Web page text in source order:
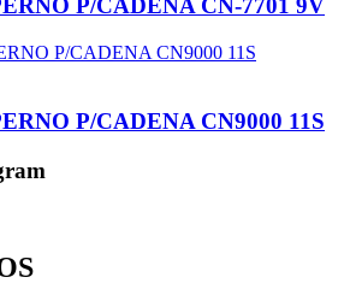
P/CADENA CN-7701 9V
P/CADENA CN9000 11S